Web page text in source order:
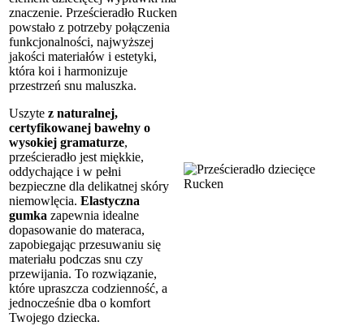
znaczenie. Prześcieradło Rucken
powstało z potrzeby połączenia
funkcjonalności, najwyższej
jakości materiałów i estetyki,
która koi i harmonizuje
przestrzeń snu maluszka.
Uszyte z naturalnej,
certyfikowanej bawełny o
wysokiej gramaturze,
prześcieradło jest miękkie,
oddychające i w pełni
bezpieczne dla delikatnej skóry
niemowlęcia. Elastyczna
gumka zapewnia idealne
dopasowanie do materaca,
zapobiegając przesuwaniu się
materiału podczas snu czy
przewijania. To rozwiązanie,
które upraszcza codzienność, a
jednocześnie dba o komfort
Twojego dziecka.